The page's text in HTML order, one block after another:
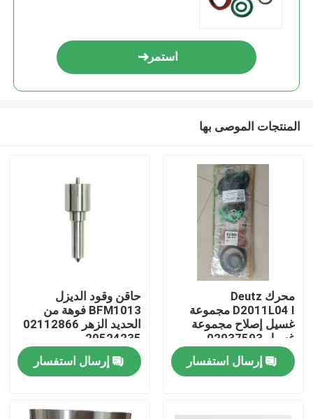
منزل
استمر
المنتجات الموصى بها
محرك Deutz
D2011L04 I مجموعة
غسيل إصلاح مجموعة
غسيل 02937593
إرسال استفسار
حاقن وقود الديزل
BFM1013 فوهة من
الحديد الزهر 02112866
20524235
إرسال استفسار